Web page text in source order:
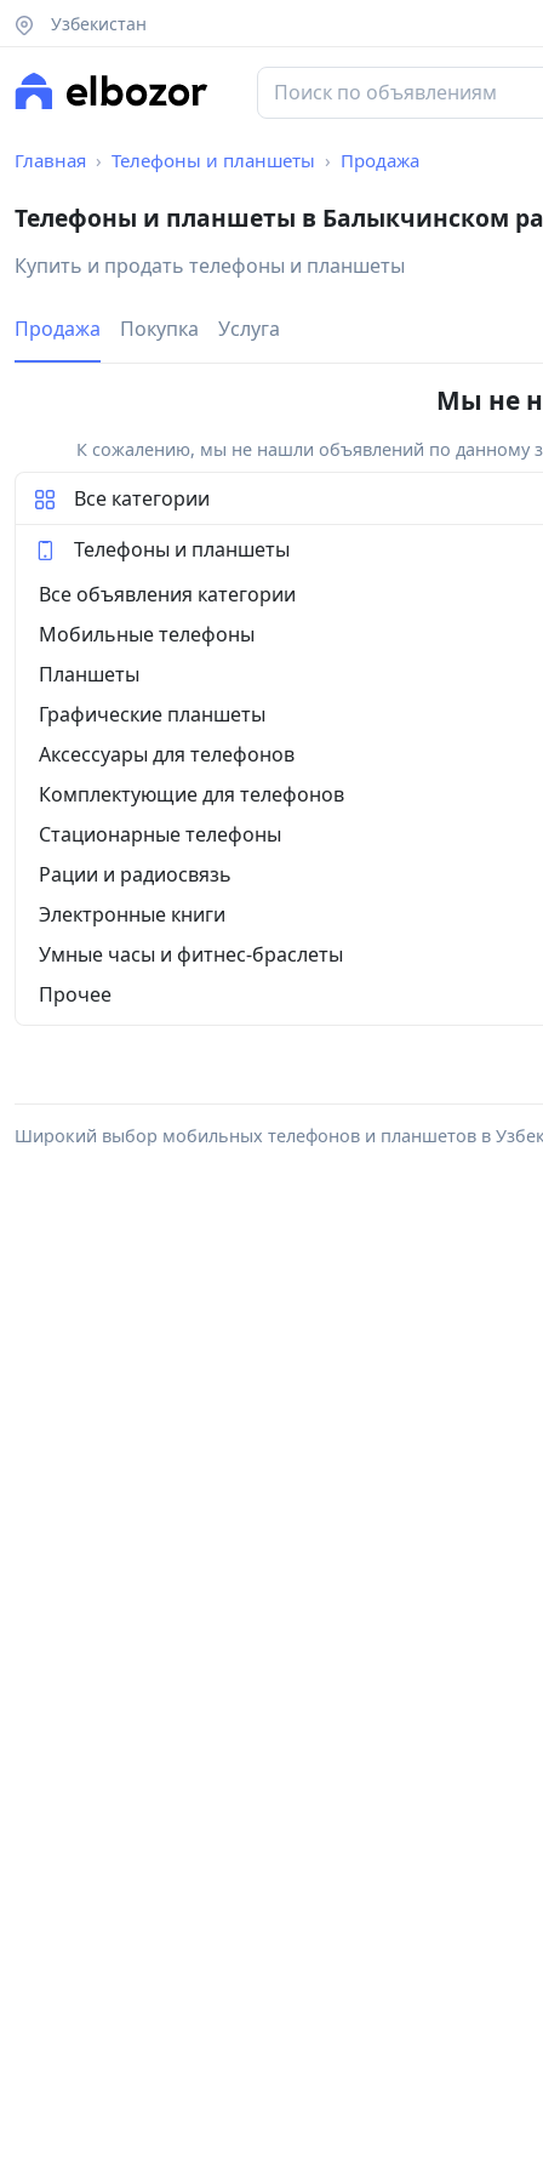
Узбекистан
Главная Телефоны и планшеты Продажа
Телефоны и планшеты в Балыкчинском
Купить и продать телефоны и планшеты
Продажа Покупка Услуга
Мы не
К сожалению, мы не нашли объявлений по данному
Все категории
Телефоны и планшеты
Все объявления категории
Мобильные телефоны
Планшеты
Графические планшеты
Аксессуары для телефонов
Комплектующие для телефонов
Стационарные телефоны
Рации и радиосвязь
Электронные книги
Умные часы и фитнес-браслеты
Прочее
Широкий выбор мобильных телефонов и планшетов в